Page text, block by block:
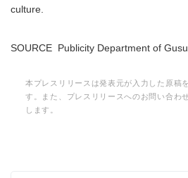
culture.
SOURCE Publicity Department of
本プレスリリースは発表元が入力した原稿
す。また、プレスリリースへのお問い合わ
します。